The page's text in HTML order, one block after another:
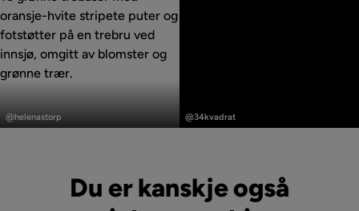
publisert
@helenastorp
publisert
@34kvadrat
Du er kanskje også